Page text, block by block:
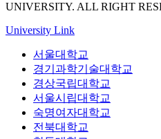
UNIVERSITY. ALL RIGHT
University Link
서울대학교
경기과학기술대학교
경상국립대학교
서울시립대학교
숙명여자대학교
전북대학교